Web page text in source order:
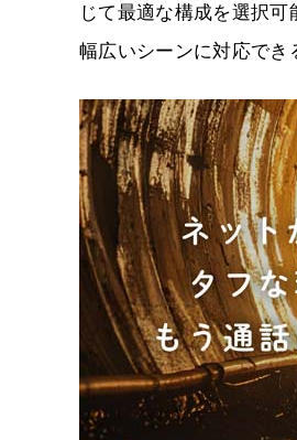
じて最適な構成を選択
幅広いシーンに対応でき